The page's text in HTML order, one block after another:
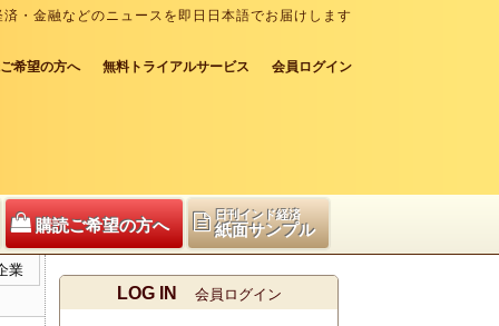
・金融などのニュースを即日日本語でお届けします
希望の方へ 無料トライアルサービス 会員ログイン
購読ご希望の方へ
日刊インド経済
紙面サンプル
業
LOG IN 会員ログイン